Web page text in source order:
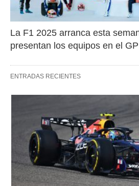
La F1 2025 arranca esta
presentan los equipos en el
ENTRADAS RECIENTES